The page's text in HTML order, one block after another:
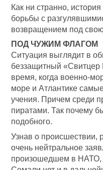
Как ни странно,
борьбы с
возвращением под
ПОД ЧУЖИМ ФЛАГОМ
Ситуация выглядит в
беззащитный «Свитцер
время, когда военно-
море и Атлантике
учения. Причем среди
пиратами. Так почему
подобного.
Узнав о происшествии,
очень нейтральное
произошедшем в НАТО,